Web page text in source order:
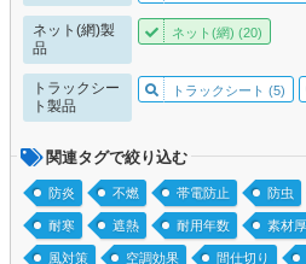
ネット(網)製
品
ネット(網) (20)
トラックシー
ト製品
トラックシート (5)
関連タグで絞り込む
防炎 不燃 帯電防止 防虫
耐寒 遮熱 耐用年数 素材
風対策 空調効果 間仕切り